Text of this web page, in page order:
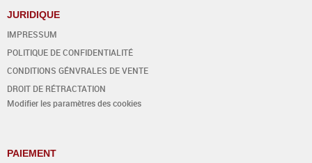
JURIDIQUE
IMPRESSUM
POLITIQUE DE CONFIDENTIALITÉ
CONDITIONS GÉNVRALES DE VENTE
DROIT DE RÉTRACTATION
Modifier les paramètres des cookies
PAIEMENT